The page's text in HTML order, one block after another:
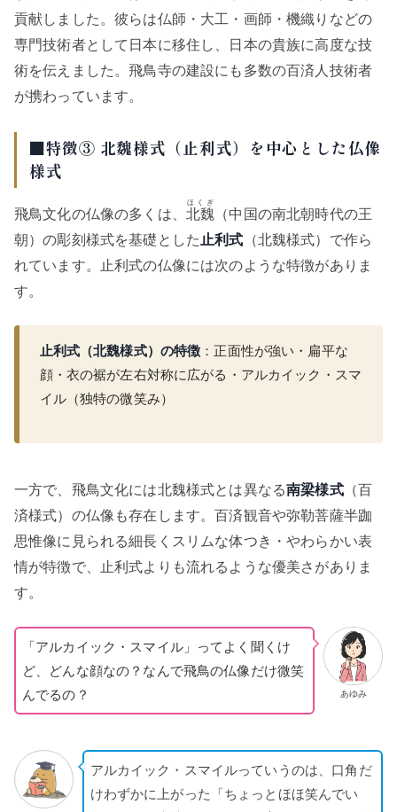
貢献しました。彼らは仏師・大工・画師・機織りなどの
専門技術者として日本に移住し、日本の貴族に高度な技
術を伝えました。飛鳥寺の建設にも多数の百済人技術者
が携わっています。
■特徴③ 北魏様式（止利式）を中心とした仏像
様式
飛鳥文化の仏像の多くは、 北魏
ほくぎ
（中国の南北朝時代の王
朝）の彫刻様式を基礎とした 止利式 （北魏様式）で作ら
れています。止利式の仏像には次のような特徴がありま
す。
止利式（北魏様式）の特徴 ：正面性が強い・扁平な
顔・衣の裾が左右対称に広がる・アルカイック・スマ
イル（独特の微笑み）
一方で、飛鳥文化には北魏様式とは異なる南梁様式（百
済様式）の仏像も存在します。百済観音や弥勒菩薩半跏
思惟像に見られる細長くスリムな体つき・やわらかい表
情が特徴で、止利式よりも流れるような優美さがありま
す。
あゆみ
「アルカイック・スマイル」ってよく聞くけ
ど、どんな顔なの？なんで飛鳥の仏像だけ微笑
んでるの？
アルカイック・スマイルっていうのは、口角だ
けわずかに上がった「ちょっとほほ笑んでい